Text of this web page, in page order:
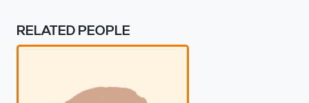
RELATED PEOPLE